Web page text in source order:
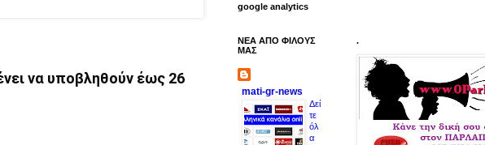
να υποβληθούν έως 26
google analytics
ΝΕΑ ΑΠΟ ΦΙΛΟΥΣ
ΜΑΣ
mati-gr-news
Δεί
τε
όλ
α
.